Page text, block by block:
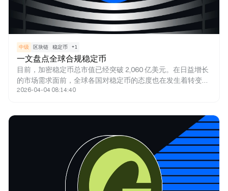
中级 区块链 稳定币 +1
一文盘点全球合规稳定币
目前，加密稳定币总市值已经突破 2,060 亿美元。在日益增长
的市场需求面前，全球各国对稳定币的态度也在发生着转变，
并对其合规性提出了更多的要求。本文将深入探讨稳定币市场
2026-04-04 08:14:40